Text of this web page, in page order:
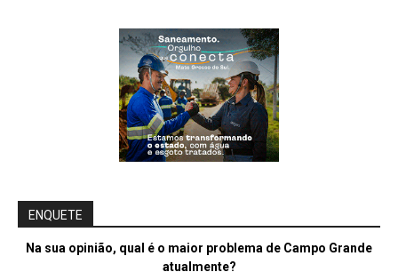
ENQUETE
Na sua opinião, qual é o maior problema de Campo Grande
atualmente?